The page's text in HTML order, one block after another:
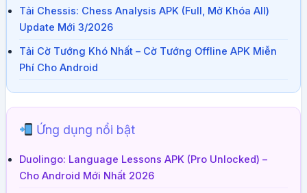
Tải Chessis: Chess Analysis APK (Full, Mở Khóa All)
Update Mới 3/2026
Tải Cờ Tướng Khó Nhất – Cờ Tướng Offline APK Miễn
Phí Cho Android
Ứng dụng nổi bật
Duolingo: Language Lessons APK (Pro Unlocked) –
Cho Android Mới Nhất 2026